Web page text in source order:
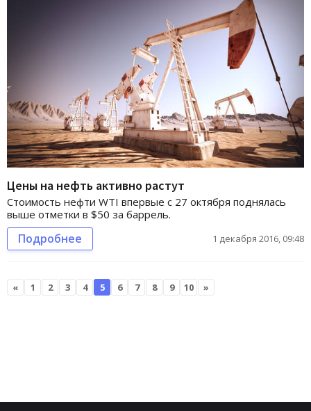
Цены на нефть активно растут
Стоимость нефти WTI впервые с 27 октября поднялась
выше отметки в $50 за баррель.
Подробнее 1 декабря 2016, 09:48
« 1 2 3 4 5 6 7 8 9 10 »